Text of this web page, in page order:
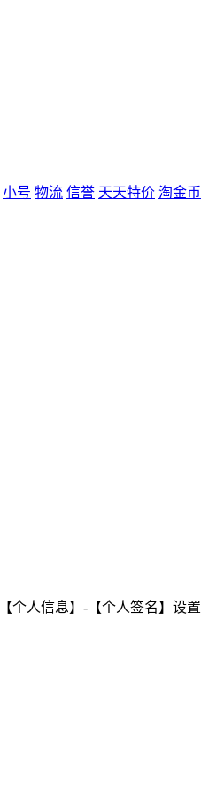
小号 物流 信誉 天天特价 淘金币
个人信息】-【个人签名】设置